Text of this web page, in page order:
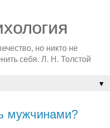
но никто не
себя. Л. Н. Толстой
▼
мужчинами?